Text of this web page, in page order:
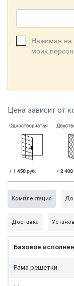
Нажимая на
моих
Цена зависит от
Комплектация
Доставка
Базовое
Рама решетки